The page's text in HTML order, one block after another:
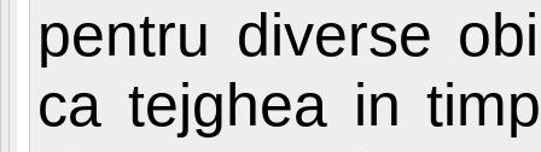
pentru diverse
ca tejghea in